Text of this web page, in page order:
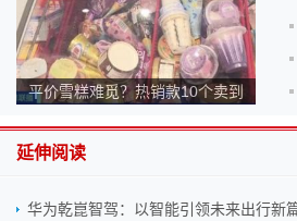
平价雪糕难觅？热销款10个卖到
延伸阅读
华为乾崑智驾：以智能引领未来出行